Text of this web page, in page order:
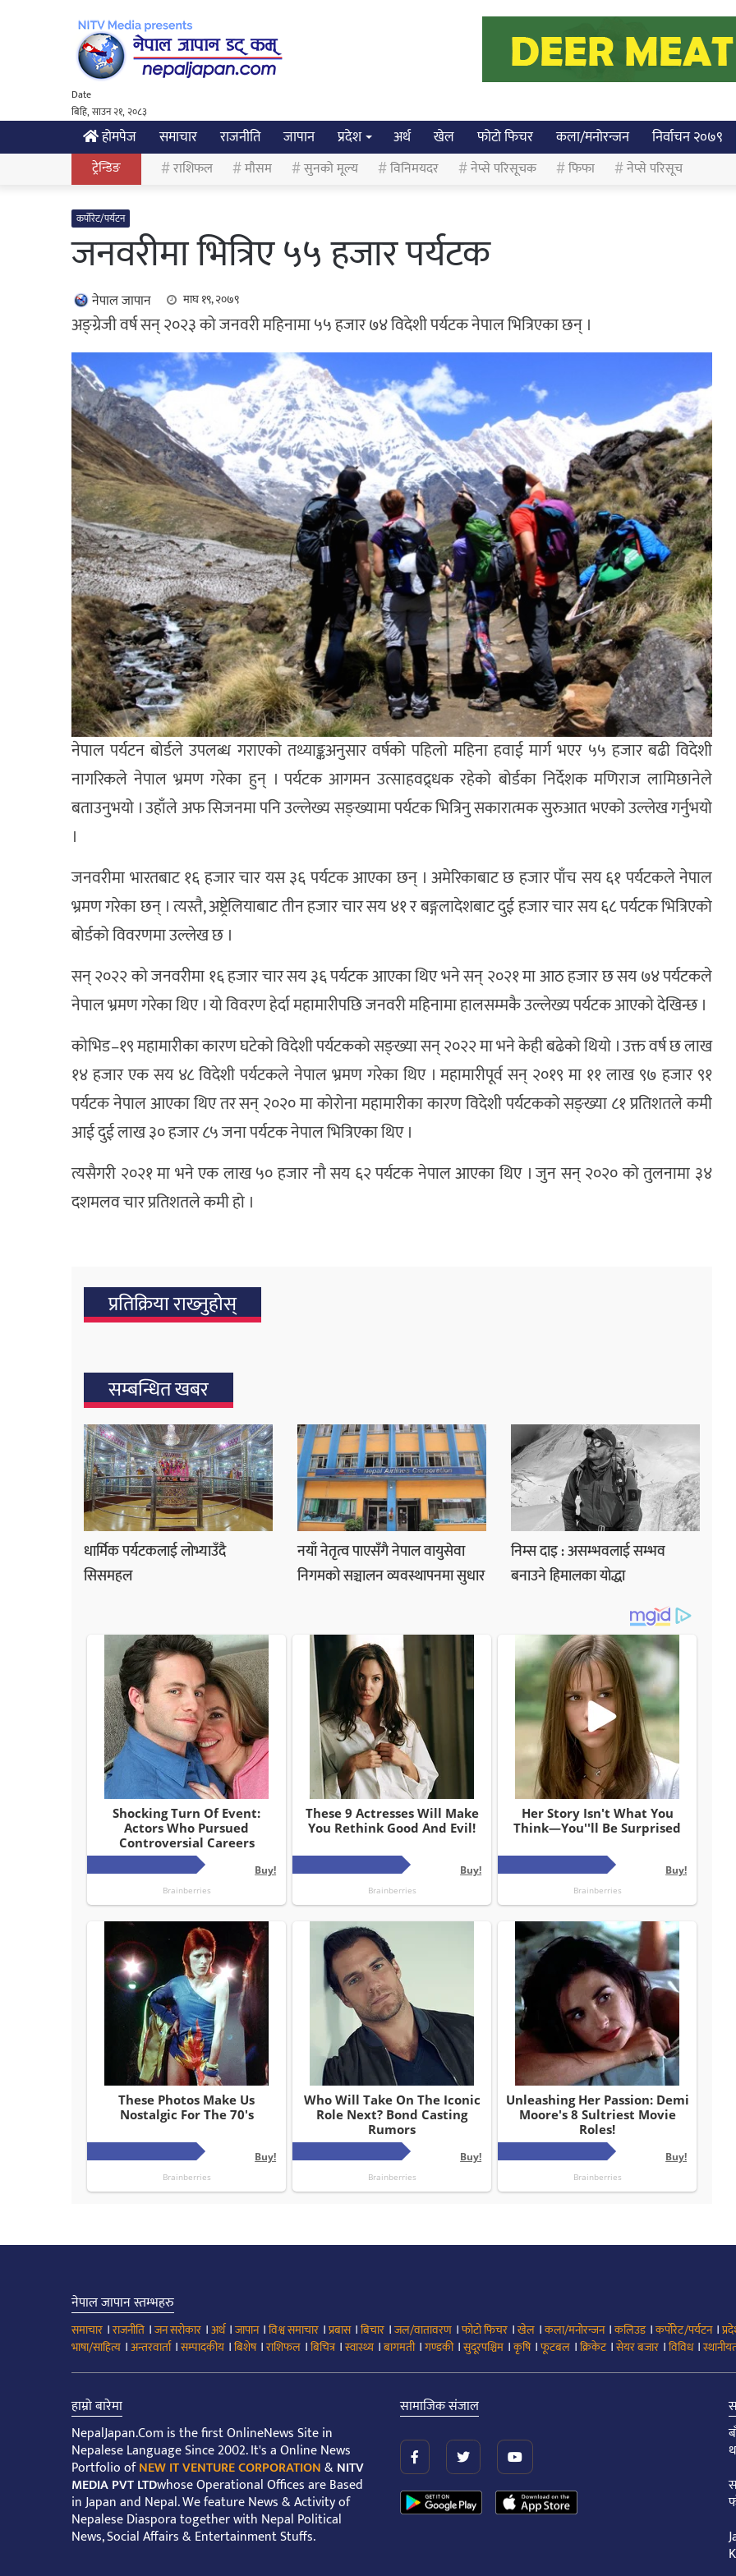
Date
बिहि, साउन २१, २०८३
होमपेज समाचार राजनीति जापान प्रदेश अर्थ खेल फोटो फिचर कला/मनोरन्जन निर्वाचन २०७९
ट्रेन्डिङ राशिफल मौसम सुनको मूल्य विनिमयदर नेप्से परिसूचक फिफा नेप्से परिसूच
कर्पोरेट/पर्यटन
जनवरीमा भित्रिए ५५ हजार पर्यटक
नेपाल जापान माघ १९, २०७९
अङ्ग्रेजी वर्ष सन् २०२३ को जनवरी महिनामा ५५ हजार ७४ विदेशी पर्यटक नेपाल भित्रिएका छन् ।
नेपाल पर्यटन बोर्डले उपलब्ध गराएको तथ्याङ्कअनुसार वर्षको पहिलो महिना हवाई मार्ग भएर ५५ हजार बढी विदेशी
नागरिकले नेपाल भ्रमण गरेका हुन् । पर्यटक आगमन उत्साहवद्र्धक रहेको बोर्डका निर्देशक मणिराज लामिछानेले
बताउनुभयो । उहाँले अफ सिजनमा पनि उल्लेख्य सङ्ख्यामा पर्यटक भित्रिनु सकारात्मक सुरुआत भएको उल्लेख गर्नुभयो
।
जनवरीमा भारतबाट १६ हजार चार यस ३६ पर्यटक आएका छन् । अमेरिकाबाट छ हजार पाँच सय ६१ पर्यटकले नेपाल
भ्रमण गरेका छन् । त्यस्तै, अष्ट्रेलियाबाट तीन हजार चार सय ४१ र बङ्गलादेशबाट दुई हजार चार सय ६८ पर्यटक भित्रिएको
बोर्डको विवरणमा उल्लेख छ ।
सन् २०२२ को जनवरीमा १६ हजार चार सय ३६ पर्यटक आएका थिए भने सन् २०२१ मा आठ हजार छ सय ७४ पर्यटकले
नेपाल भ्रमण गरेका थिए । यो विवरण हेर्दा महामारीपछि जनवरी महिनामा हालसम्मकै उल्लेख्य पर्यटक आएको देखिन्छ ।
कोभिड–१९ महामारीका कारण घटेको विदेशी पर्यटकको सङ्ख्या सन् २०२२ मा भने केही बढेको थियो । उक्त वर्ष छ लाख
१४ हजार एक सय ४८ विदेशी पर्यटकले नेपाल भ्रमण गरेका थिए । महामारीपूर्व सन् २०१९ मा ११ लाख ९७ हजार ९१
पर्यटक नेपाल आएका थिए तर सन् २०२० मा कोरोना महामारीका कारण विदेशी पर्यटकको सङ्ख्या ८१ प्रतिशतले कमी
आई दुई लाख ३० हजार ८५ जना पर्यटक नेपाल भित्रिएका थिए ।
त्यसैगरी २०२१ मा भने एक लाख ५० हजार नौ सय ६२ पर्यटक नेपाल आएका थिए । जुन सन् २०२० को तुलनामा ३४
दशमलव चार प्रतिशतले कमी हो ।
प्रतिक्रिया राख्‍नुहोस्
सम्बन्धित खबर
धार्मिक पर्यटकलाई लोभ्याउँदै
सिसमहल
नयाँ नेतृत्व पाएसँगै नेपाल वायुसेवा
निगमको सञ्चालन व्यवस्थापनमा सुधार
निम्स दाइ : असम्भवलाई सम्भव
बनाउने हिमालका योद्धा
नेपाल जापान स्तम्भहरु
समाचार ।राजनीति ।जन सरोकार ।अर्थ।जापान।विश्व समाचार ।प्रबास।बिचार ।जल/वातावरण ।फोटो फिचर ।खेल ।कला/मनोरन्जन।कलिउड।कर्पोरेट/पर्यटन।
भाषा/साहित्य ।अन्तरवार्ता।सम्पादकीय ।बिशेष।राशिफल ।बिचित्र।स्वास्थ्य ।बागमती।गण्डकी।सुदूरपश्चिम ।कृषि।फूटबल ।क्रिकेट।सेयर बजार ।विविध।
हाम्रो बारेमा
NepalJapan.Com is the first OnlineNews Site in
Nepalese Language Since 2002. It's a Online News
Portfolio ofNEW IT VENTURE CORPORATION&NITV
MEDIA PVT LTDwhose Operational Offices are Based
in Japan and Nepal. We feature News & Activity of
Nepalese Diaspora together with Nepal Political
News, Social Affairs & Entertainment Stuffs.
सामाजिक संजाल